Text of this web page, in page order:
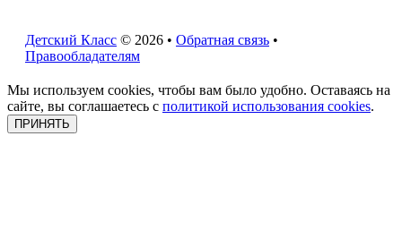
Детский Класс © 2026 • Обратная связь •
Правообладателям
Мы используем cookies, чтобы вам было удобно. Оставаясь на
сайте, вы соглашаетесь с политикой использования cookies.
ПРИНЯТЬ